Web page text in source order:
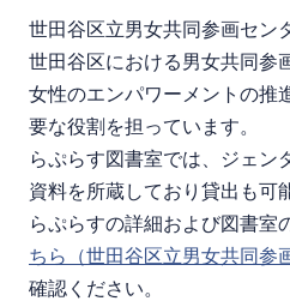
世田谷区立男女共同参画セン
世田谷区における男女共同参
女性のエンパワーメントの推
要な役割を担っています。
らぷらす図書室では、
ジェン
資料を所蔵しており貸出も可
らぷらすの詳細および図書室
ちら（世田谷区立男女共同参
確認ください。